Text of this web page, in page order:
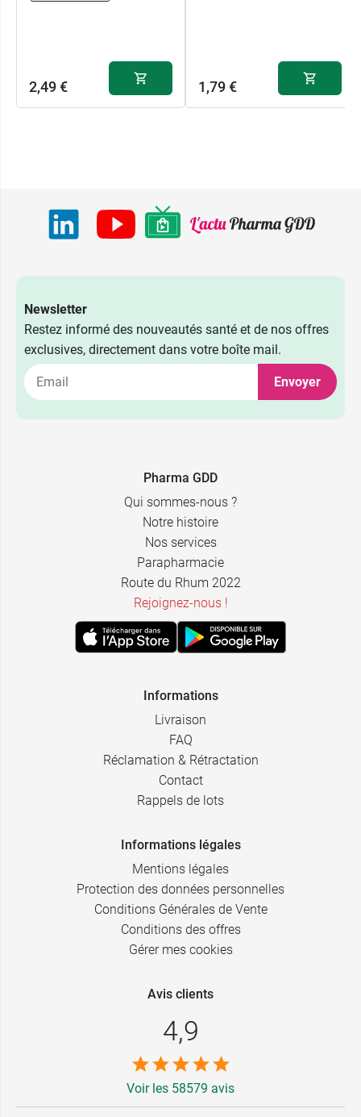
2,49 € 1,79 €
Newsletter
Restez informé des nouveautés santé et de nos offres
exclusives, directement dans votre boîte mail.
Envoyer
Pharma GDD
Qui sommes-nous ?
Notre histoire
Nos services
Parapharmacie
Route du Rhum 2022
Rejoignez-nous !
Informations
Livraison
FAQ
Réclamation & Rétractation
Contact
Rappels de lots
Informations légales
Mentions légales
Protection des données personnelles
Conditions Générales de Vente
Conditions des offres
Gérer mes cookies
Avis clients
4,9
Voir les 58579 avis